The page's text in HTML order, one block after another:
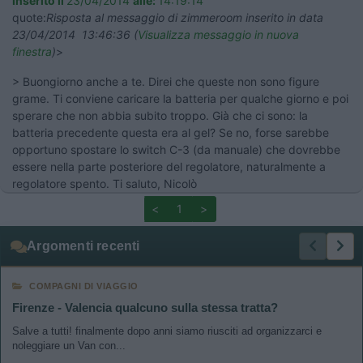
quote:Risposta al messaggio di zimmeroom inserito in data
23/04/2014 13:46:36 (Visualizza messaggio in nuova
finestra)>
> Buongiorno anche a te. Direi che queste non sono figure
grame. Ti conviene caricare la batteria per qualche giorno e poi
sperare che non abbia subito troppo. Già che ci sono: la
batteria precedente questa era al gel? Se no, forse sarebbe
opportuno spostare lo switch C-3 (da manuale) che dovrebbe
essere nella parte posteriore del regolatore, naturalmente a
regolatore spento. Ti saluto, Nicolò
<
1 >
Argomenti recenti
COMPAGNI DI VIAGGIO
Firenze - Valencia qualcuno sulla stessa tratta?
Salve a tutti! finalmente dopo anni siamo riusciti ad organizzarci e
noleggiare un Van con...